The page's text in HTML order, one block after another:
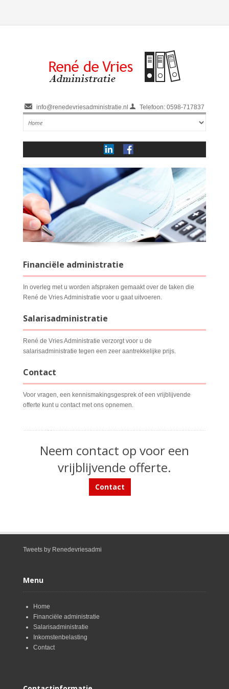
info@renedevriesadministratie.nl Telefoon: 0598-717837
Financiële administratie
In overleg met u worden afspraken gemaakt over de taken die
René de Vries Administratie voor u gaat uitvoeren.
Salarisadministratie
René de Vries Administratie verzorgt voor u de
salarisadministratie tegen een zeer aantrekkelijke prijs.
Contact
Voor vragen, een kennismakingsgesprek of een vrijblijvende
offerte kunt u contact met ons opnemen.
Neem contact op voor een
vrijblijvende offerte.
Contact
Tweets by Renedevriesadmi
Menu
Home
Financiële administratie
Salarisadministratie
Inkomstenbelasting
Contact